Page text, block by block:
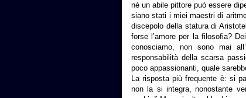
né un abile pittore può essere
siano stati i miei maestri di
discepolo della statura di
forse l’amore per la filosofia?
conosciamo, non sono mai
responsabilità della scarsa
poco appassionanti, quale
La risposta più frequente è: si
non la si integra, nonostante